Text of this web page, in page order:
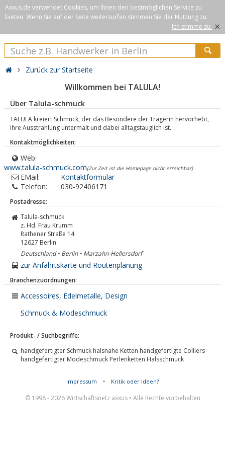
Axxus.de verwendet Cookies, um Ihnen den bestmöglichen Service zu
bieten. Wenn Sie auf der Seite weitersurfen stimmen Sie der Nutzung zu.
Ich stimme zu. ×
Zurück zur Startseite
Willkommen bei TALULA!
Über Talula-schmuck
TALULA kreiert Schmuck, der das Besondere der Trägerin hervorhebt,
ihre Ausstrahlung untermalt und dabei alltagstauglich ist.
Kontaktmöglichkeiten:
Web:
www.talula-schmuck.com(Zur Zeit ist die Homepage nicht erreichbar)
EMail:
Kontaktformular
Telefon:
030-92406171
Postadresse:
Talula-schmuck
z. Hd. Frau Krumm
Rathener Straße 14
12627 Berlin
Deutschland • Berlin • Marzahn-Hellersdorf
zur Anfahrtskarte und Routenplanung
Branchenzuordnungen:
Accessoires, Edelmetalle, Design
Schmuck & Modeschmuck
Produkt- / Suchbegriffe:
handgefertigter Schmuck halsnahe Ketten handgefertigte Colliers
handgefertigter Modeschmuck Perlenketten Halsschmuck
Impressum • Kritik oder Ideen?
© 1998 - 2026 Wirtschaftsnetz axxus • Alle Rechte vorbehalten